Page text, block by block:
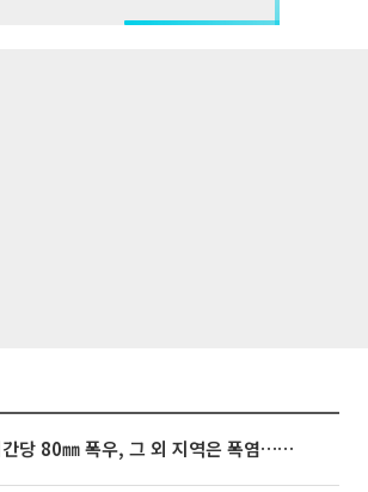
동해안은 시간당 80㎜ 폭우, 그 외 지역은 폭염…‘극과 극 날씨’